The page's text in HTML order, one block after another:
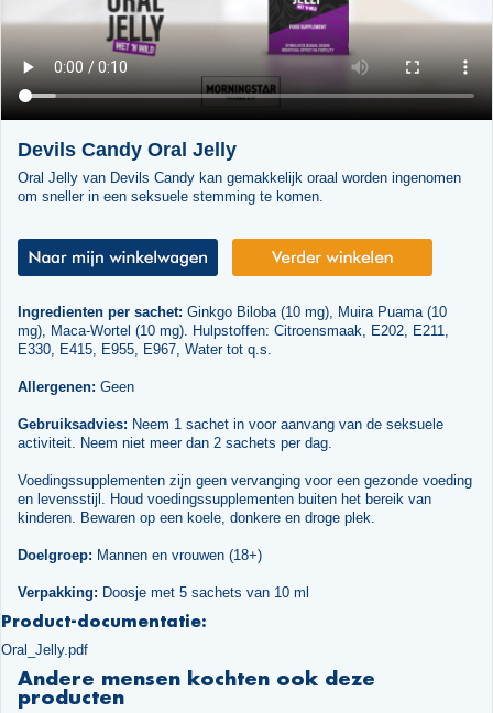
Devils Candy Oral Jelly
Oral Jelly van Devils Candy kan gemakkelijk oraal worden ingenomen
om sneller in een seksuele stemming te komen.
Ingredienten per sachet: Ginkgo Biloba (10 mg), Muira Puama (10
mg), Maca-Wortel (10 mg). Hulpstoffen: Citroensmaak, E202, E211,
E330, E415, E955, E967, Water tot q.s.
Allergenen: Geen
Gebruiksadvies: Neem 1 sachet in voor aanvang van de seksuele
activiteit. Neem niet meer dan 2 sachets per dag.
Voedingssupplementen zijn geen vervanging voor een gezonde voeding
en levensstijl. Houd voedingssupplementen buiten het bereik van
kinderen. Bewaren op een koele, donkere en droge plek.
Doelgroep: Mannen en vrouwen (18+)
Verpakking: Doosje met 5 sachets van 10 ml
Product-documentatie:
Oral_Jelly.pdf
Andere mensen kochten ook deze
producten